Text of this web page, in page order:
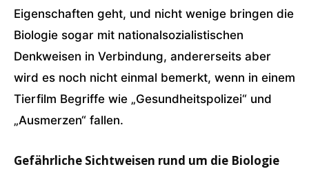
Eigenschaften geht, und nicht wenige bringen die
Biologie sogar mit nationalsozialistischen
Denkweisen in Verbindung, andererseits aber
wird es noch nicht einmal bemerkt, wenn in einem
Tierfilm Begriffe wie „Gesundheitspolizei“ und
„Ausmerzen“ fallen.
Gefährliche Sichtweisen rund um die Biologie